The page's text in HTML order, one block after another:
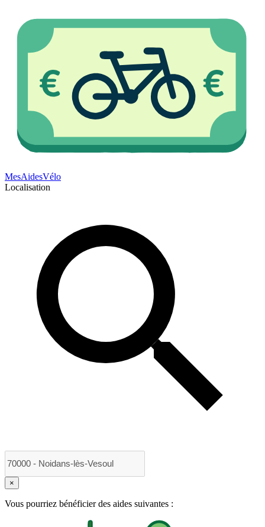
MesAidesVélo
Localisation
×
Vous pourriez bénéficier des aides suivantes :